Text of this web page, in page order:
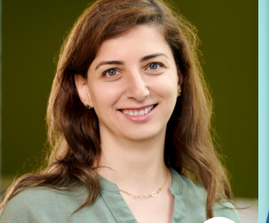
Démocratisation des nouvelles
technologies et biotechnologies
Données ouvertes
Bioart, programmation et électronique
créatives
Histoire sociale et culturelle des
technologies numériques
Résistances et droits numériques
Internet des objets
Métavers
Problématiques relatives à l’intelligence
artificielle, l’apprentissage machine et les
hautes technologies
Féminismes et nouvelles technologies